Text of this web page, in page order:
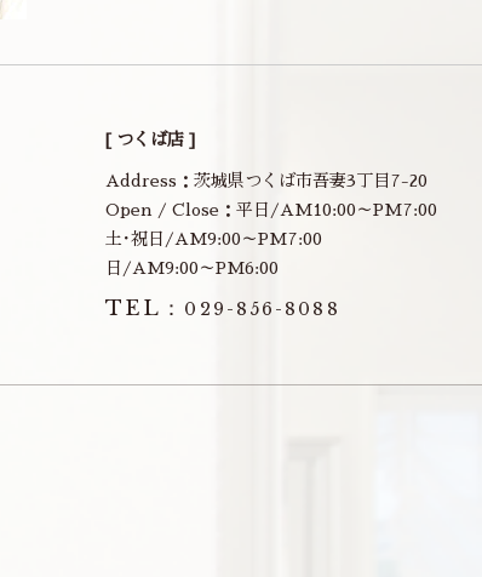
[ つくば店 ]
Address：茨城県つくば市吾妻3丁目7-20
Open / Close：平日/AM10:00～PM7:00
土･祝日/AM9:00～PM7:00
日/AM9:00～PM6:00
TEL： 029-856-8088